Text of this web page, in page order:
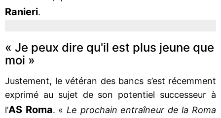
Ranieri.
« Je peux dire qu'il est plus jeune que
moi »
Justement, le vétéran des bancs s’est récemment
exprimé au sujet de son potentiel successeur à
l’AS Roma. « Le prochain entraîneur de la Roma